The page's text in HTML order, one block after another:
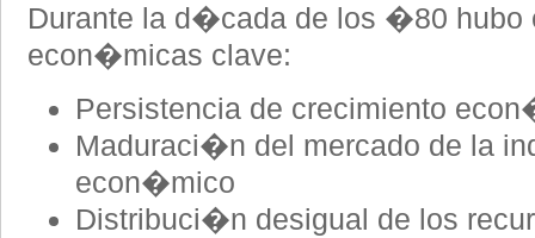
Durante la d�cada de los �80 hubo
econ�micas clave:
Persistencia de crecimiento
Maduraci�n del mercado de la
econ�mico
Distribuci�n desigual de los